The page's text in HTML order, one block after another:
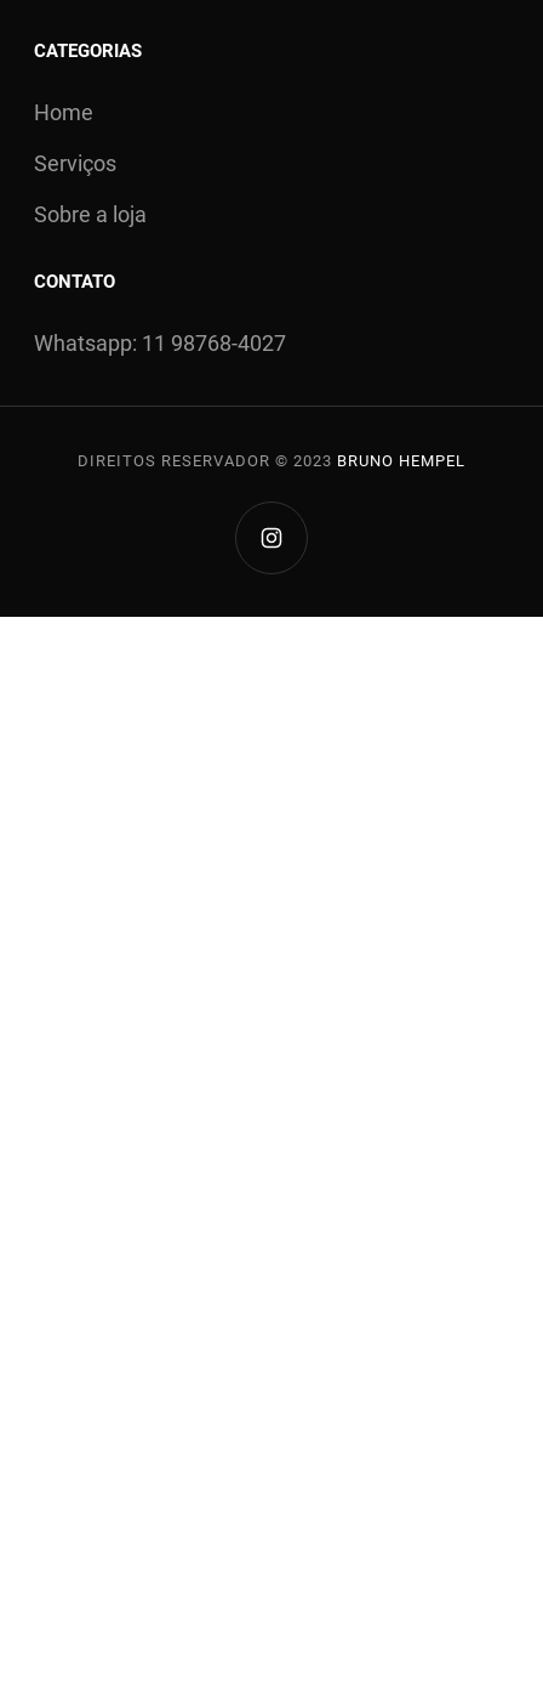
CATEGORIAS
Home
Serviços
Sobre a loja
CONTATO
Whatsapp: 11 98768-4027
DIREITOS RESERVADOR © 2023 BRUNO HEMPEL
INSTAGRAM